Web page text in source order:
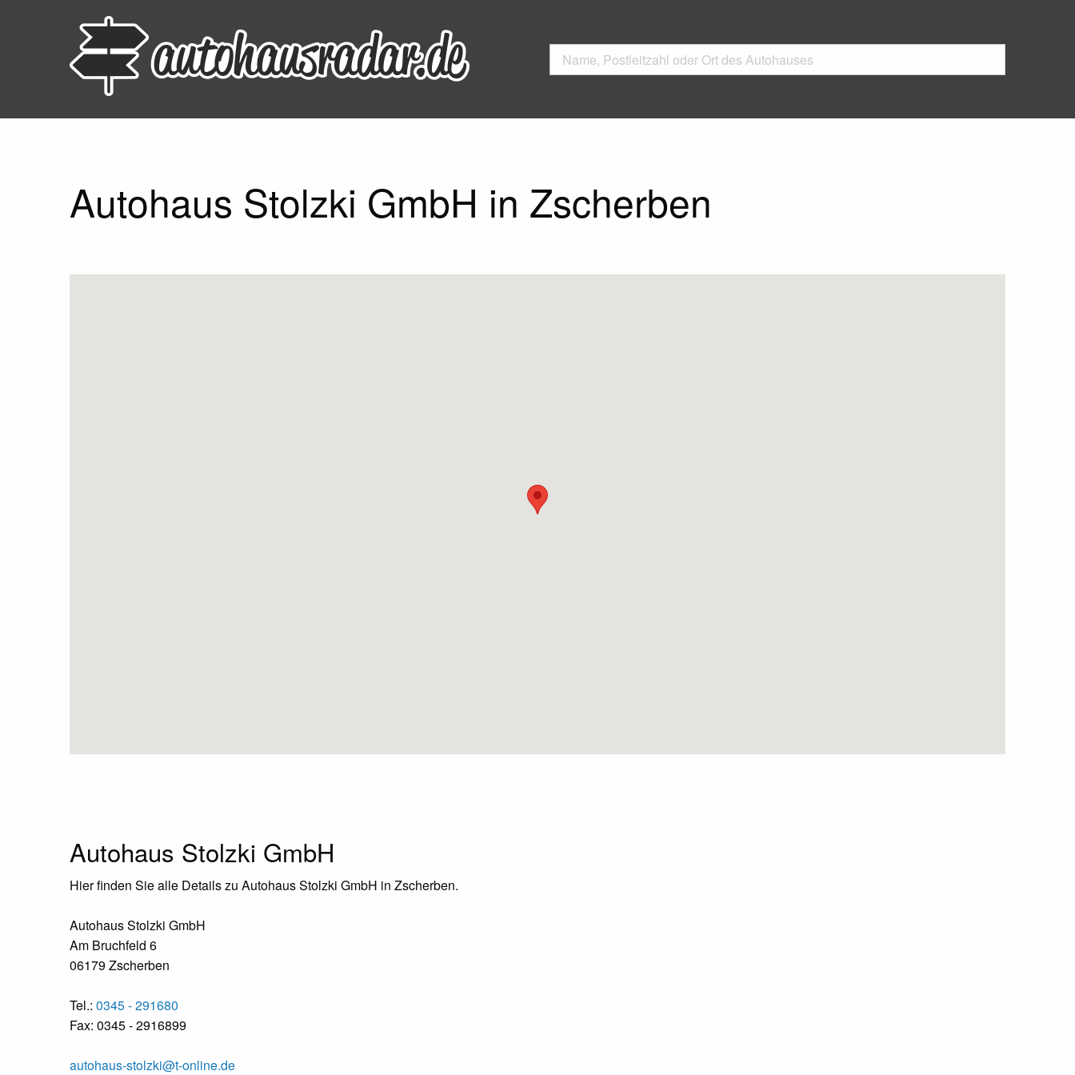
Autohaus Stolzki GmbH in Zscherben
Autohaus Stolzki GmbH
Hier finden Sie alle Details zu Autohaus Stolzki GmbH in Zscherben.
Autohaus Stolzki GmbH
Am Bruchfeld 6
06179 Zscherben
Tel.: 0345 - 291680
Fax: 0345 - 2916899
autohaus-stolzki@t-online.de